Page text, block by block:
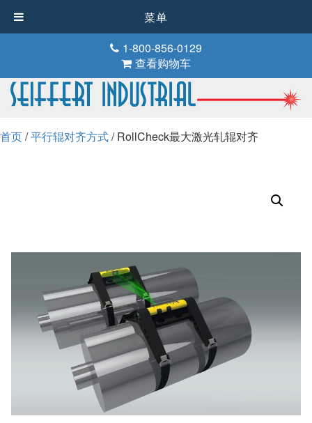
1-800-856-0129
查看购物车
首页/平行辊对齐方式/ RollCheck最大激光轧辊对齐
菜单